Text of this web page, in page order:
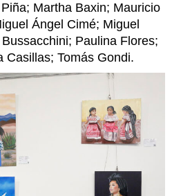
Martha Baxin; Mauricio
Ángel Cimé; Miguel
Paulina Flores;
Casillas; Tomás Gondi.